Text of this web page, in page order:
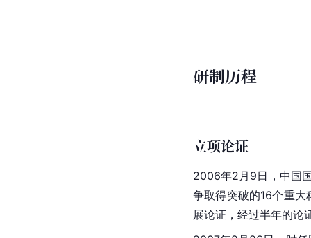
研制历程
立项论证
2006年2月9日，中国
争取得突破的16个重大
展论证，经过半年的论